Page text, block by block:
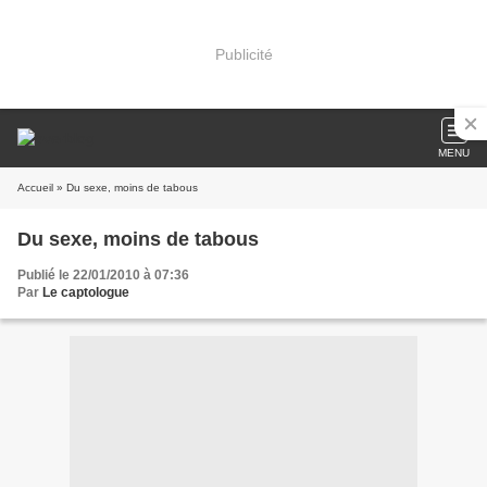
Publicité
MENU
Accueil » Du sexe, moins de tabous
Du sexe, moins de tabous
Publié le 22/01/2010 à 07:36
Par Le captologue